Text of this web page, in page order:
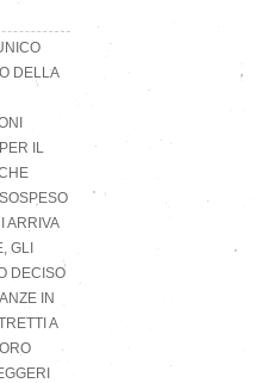
DELLA
IL
ARRIVA
GLI
DECISO
IN
A